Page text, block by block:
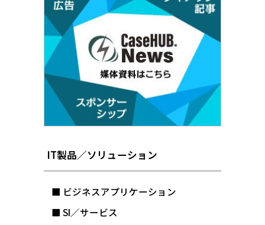
IT製品／ソリューション
■ ビジネスアプリケーション
■ SI／サービス